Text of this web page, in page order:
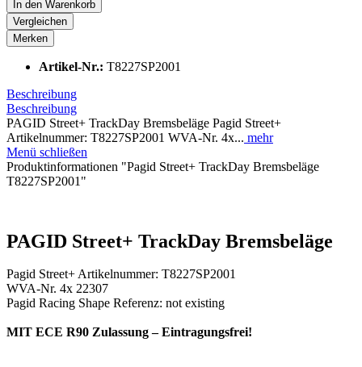
In den Warenkorb
Vergleichen
Merken
Artikel-Nr.: T8227SP2001
Beschreibung
Beschreibung
PAGID Street+ TrackDay Bremsbeläge Pagid Street+
Artikelnummer: T8227SP2001 WVA-Nr. 4x... mehr
Menü schließen
Produktinformationen "Pagid Street+ TrackDay Bremsbeläge
T8227SP2001"
PAGID Street+ TrackDay Bremsbeläge
Pagid Street+ Artikelnummer: T8227SP2001
WVA-Nr. 4x 22307
Pagid Racing Shape Referenz: not existing
MIT ECE R90 Zulassung – Eintragungsfrei!